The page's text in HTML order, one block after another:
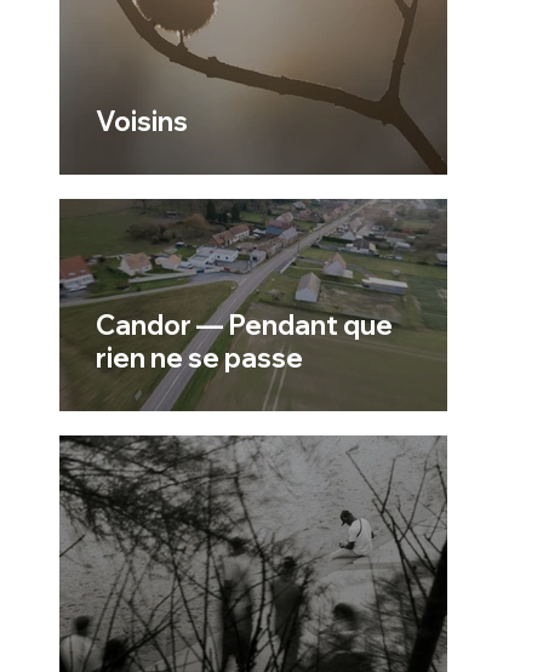
Voisins
Candor — Pendant que
rien ne se passe